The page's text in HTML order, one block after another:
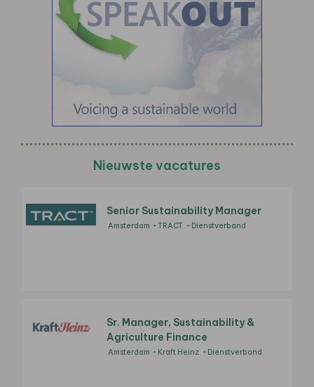
Nieuwste vacatures
Senior Sustainability Manager
Amsterdam TRACT Dienstverband
Sr. Manager, Sustainability &
Agriculture Finance
Amsterdam Kraft Heinz Dienstverband